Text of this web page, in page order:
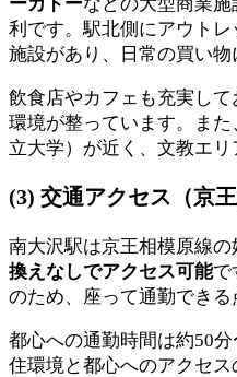
利です。駅北側にアウト
施設があり、日常の買い物
飲食店やカフェも充実し
環境が整っています。ま
立大学）が近く、文教エリ
(3) 交通アクセス（京王
南大沢駅は京王相模原線の
換えなしでアクセス可能で
のため、座って通勤できる
都心への通勤時間は約50
住環境と都心へのアクセ